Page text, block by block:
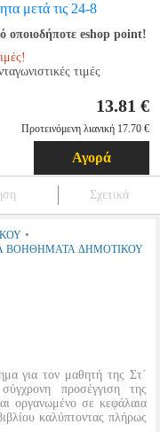
μετά τις 24-8
οποιοδήποτε eshop point!
τιμές
13.81 €
Προτεινόμενη λιανική 17.70 €
Αγορά
Σχετικά
•
ΒΟΗΘΗΜΑΤΑ ΔΗΜΟΤΙΚΟΥ
για τον μαθητή της Στ΄
προσέγγιση της
οργανωμένο σε κεφάλαια
καλύπτοντας πλήρως